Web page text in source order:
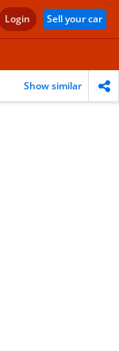
Login Sell your car
Show similar